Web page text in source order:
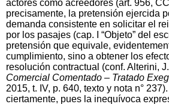
actores como acreedores (art. 956,
precisamente, la pretensión ejercida
demanda consistente en solicitar el
por los pasajes (cap. I “Objeto” del
pretensión que equivale,
cumplimiento, sino a obtener los
resolución contractual (conf. Alterini,
Comercial Comentado – Tratado
2015, t. IV, p. 640, texto y nota n°
ciertamente, pues la inequívoca